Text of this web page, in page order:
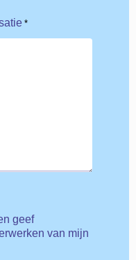
*
geef
van mijn